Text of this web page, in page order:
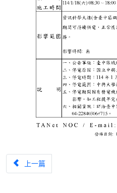
上一篇文章：【漏洞預警】全景
上一篇